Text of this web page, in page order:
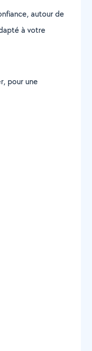
autour de
à votre
pour une